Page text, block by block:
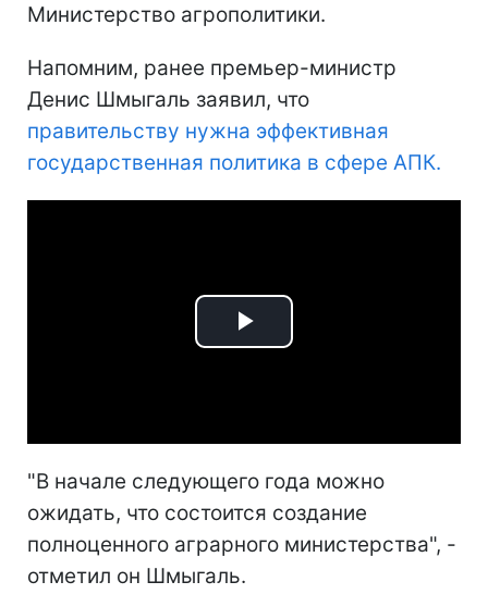
Министерство агрополитики.
Напомним, ранее премьер-министр
Денис Шмыгаль заявил, что
правительству нужна эффективная
государственная политика в сфере АПК.
Play
"В начале следующего года можно
ожидать, что состоится создание
полноценного аграрного министерства", -
отметил он Шмыгаль.